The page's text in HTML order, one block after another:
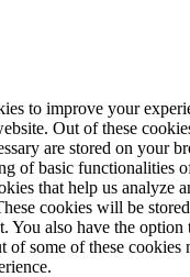
to improve your
Out of these
are stored on your
of basic functionalities
that help us analyze
cookies will be
You also have the option
of some of these cookies